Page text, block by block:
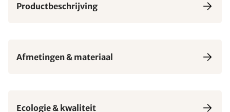
Productbeschrijving
Afmetingen & materiaal
Ecologie & kwaliteit